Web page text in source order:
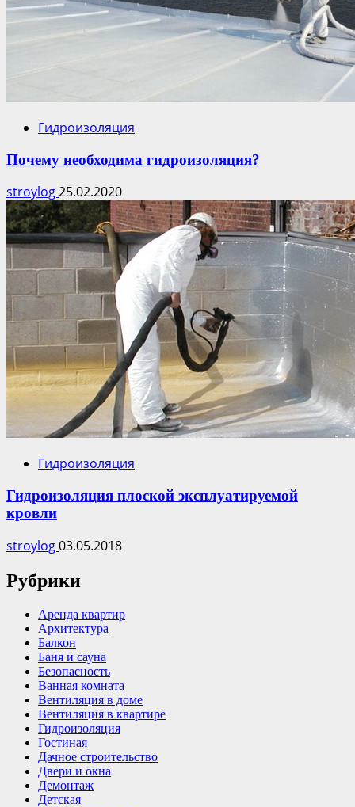
Гидроизоляция
Почему необходима гидроизоляция?
stroylog25.02.2020
Гидроизоляция
Гидроизоляция плоской эксплуатируемой
кровли
stroylog03.05.2018
Рубрики
Аренда квартир
Архитектура
Балкон
Баня и сауна
Безопасность
Ванная комната
Вентиляция в доме
Вентиляция в квартире
Гидроизоляция
Гостиная
Дачное строительство
Двери и окна
Демонтаж
Детская